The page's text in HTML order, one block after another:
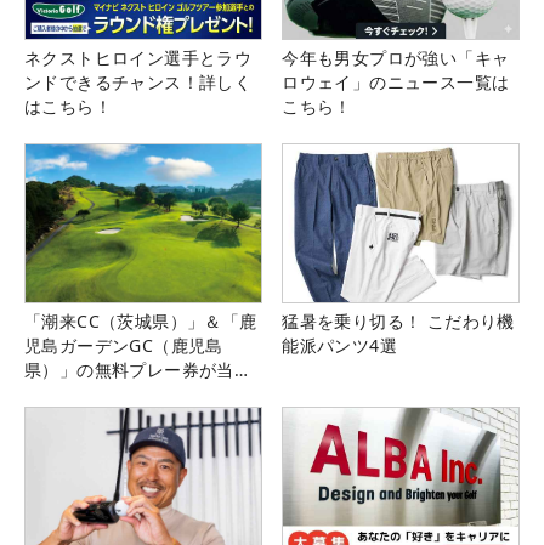
ネクストヒロイン選手とラウ
ンドできるチャンス！詳しく
はこちら！
今年も男女プロが強い「キャ
ロウェイ」のニュース一覧は
こちら！
「潮来CC（茨城県）」＆「鹿
児島ガーデンGC（鹿児島
県）」の無料プレー券が当た
猛暑を乗り切る！ こだわり機
能派パンツ4選